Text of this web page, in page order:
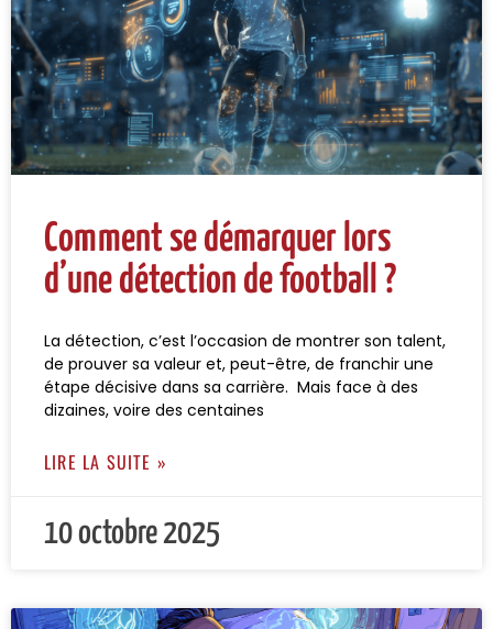
Comment se démarquer lors
d’une détection de football ?
La détection, c’est l’occasion de montrer son talent,
de prouver sa valeur et, peut-être, de franchir une
étape décisive dans sa carrière. Mais face à des
dizaines, voire des centaines
LIRE LA SUITE »
10 octobre 2025